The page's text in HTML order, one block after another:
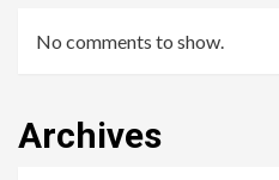
No comments to show.
Archives